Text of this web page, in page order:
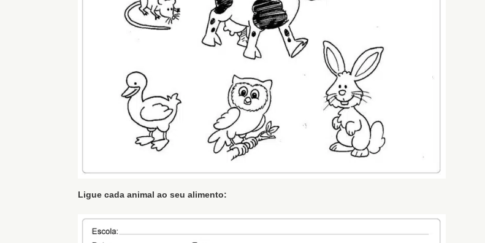
Ligue cada animal ao seu alimento: